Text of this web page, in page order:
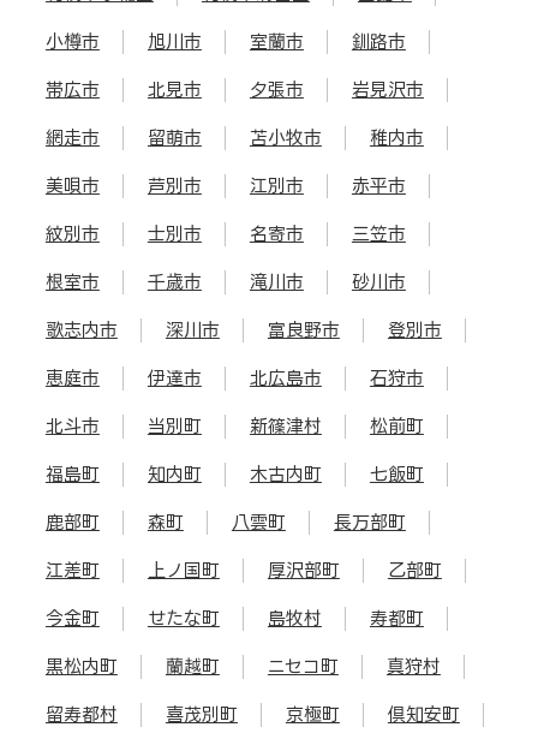
小樽市 旭川市 室蘭市 釧路市
帯広市 北見市 夕張市 岩見沢市
網走市 留萌市 苫小牧市 稚内市
美唄市 芦別市 江別市 赤平市
紋別市 士別市 名寄市 三笠市
根室市 千歳市 滝川市 砂川市
歌志内市 深川市 富良野市 登別市
恵庭市 伊達市 北広島市 石狩市
北斗市 当別町 新篠津村 松前町
福島町 知内町 木古内町 七飯町
鹿部町 森町 八雲町 長万部町
江差町 上ノ国町 厚沢部町 乙部町
今金町 せたな町 島牧村 寿都町
黒松内町 蘭越町 ニセコ町 真狩村
留寿都村 喜茂別町 京極町 倶知安町